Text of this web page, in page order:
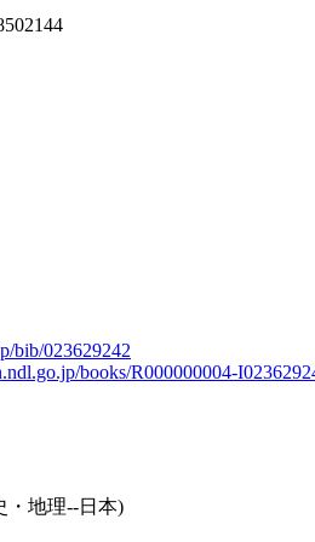
bib/023629242
books/R000000004-
・地理--日本)